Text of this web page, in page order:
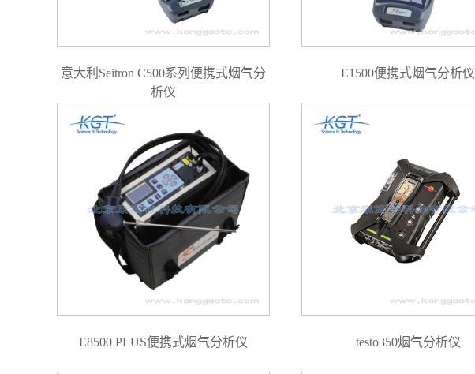
意大利Seitron C500系列便携式烟气分
析仪
E1500便携式烟气分析仪
E8500 PLUS便携式烟气分析仪 testo350烟气分析仪